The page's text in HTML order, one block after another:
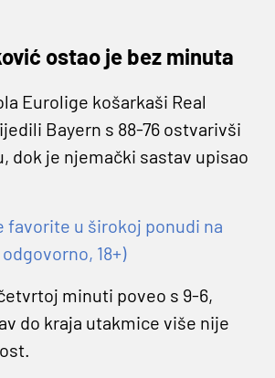
ostao je bez minuta
Eurolige košarkaši Real
Bayern s 88-76 ostvarivši
dok je njemački sastav upisao
favorite u širokoj ponudi na
18+)
minuti poveo s 9-6,
do kraja utakmice više nije